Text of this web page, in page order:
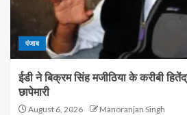
पंजाब
ईडी ने बिक्रम सिंह मजीठिया के करीबी
छापेमारी
August 6, 2026 Manoranjan Singh